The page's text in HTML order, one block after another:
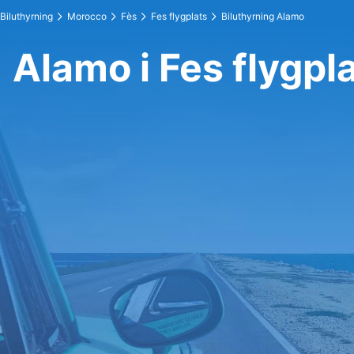
Biluthyrning Morocco Fès Fes flygplats Biluthyrning Alamo
Alamo i Fes